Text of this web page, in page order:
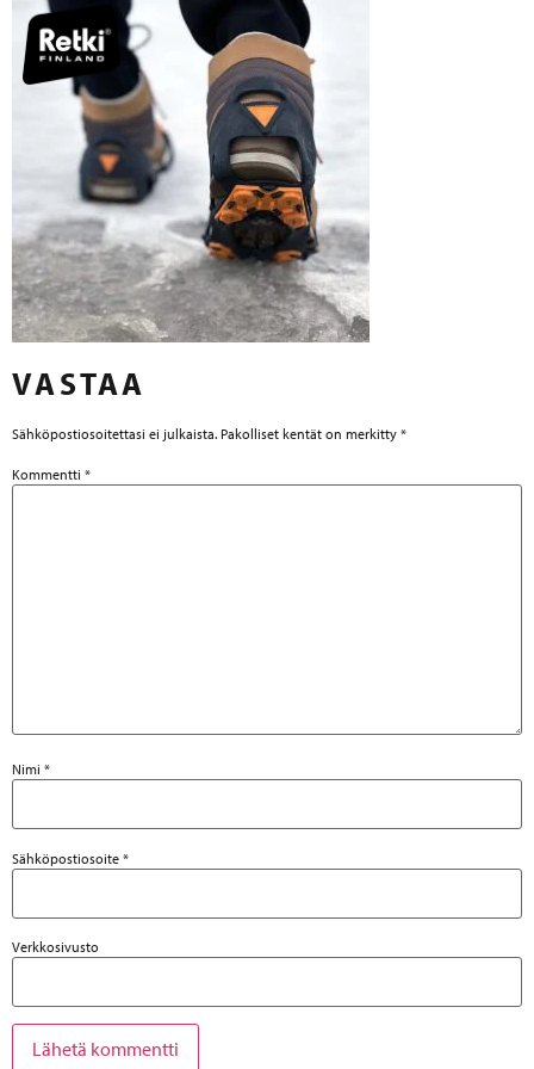
VASTAA
Sähköpostiosoitettasi ei julkaista. Pakolliset kentät on merkitty *
Kommentti *
Nimi *
Sähköpostiosoite *
Verkkosivusto